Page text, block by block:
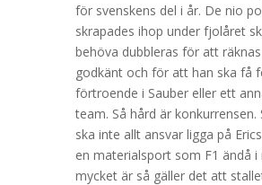
för svenskens del i år. De nio
skrapades ihop under fjolåret
behöva dubbleras för att
godkänt och för att han ska få
förtroende i Sauber eller ett
team. Så hård är konkurrensen.
ska inte allt ansvar ligga på
en materialsport som F1 ändå i
mycket är så gäller det att